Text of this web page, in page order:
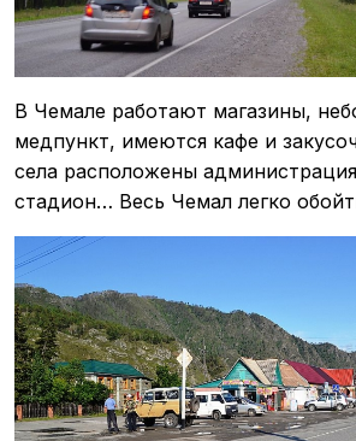
В Чемале работают магазины,
медпункт, имеются кафе и
села расположены
стадион… Весь Чемал легко